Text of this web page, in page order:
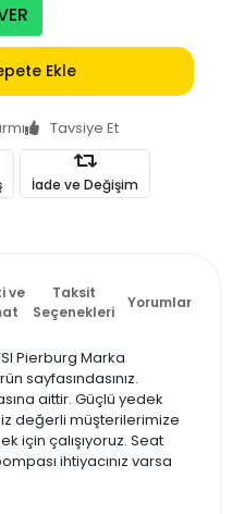
Ekle
Tavsiye Et
İade ve Değişim
ve
Taksit
Seçenekleri
Yorumlar
Pierburg Marka
sayfasındasınız.
aittir. Güçlü yedek
değerli müşterilerimize
için çalışıyoruz. Seat
ihtiyacınız varsa